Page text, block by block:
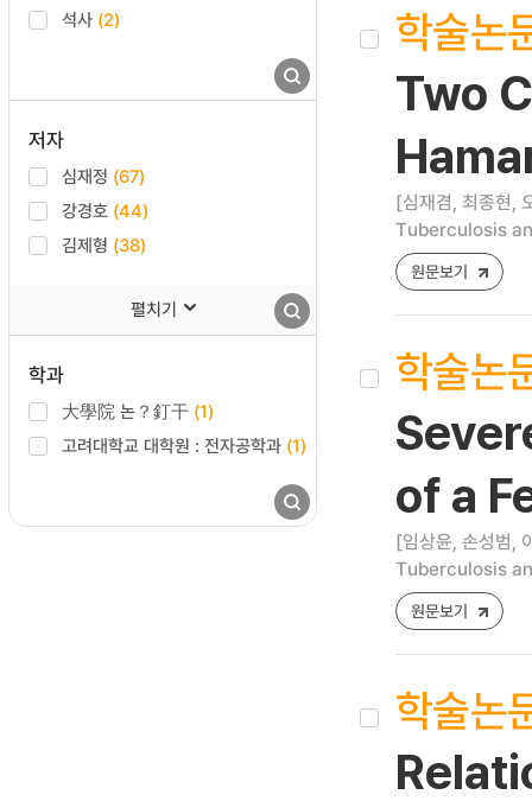
석사 (2)
저자
심재정 (67)
강경호 (44)
김제형 (38)
펼치기
학과
大學院 논？釘干 (1)
고려대학교 대학원 : 전자공학과 (1)
학술논
Two
[심재겸, 최종현,
Tuberculosis
원문보기
학술논
of a
[임상윤, 손성범,
Tuberculosis
원문보기
학술논